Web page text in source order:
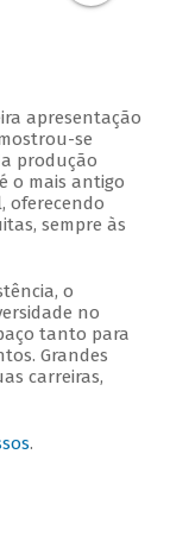
apresentação
se
produção
o mais antigo
oferecendo
sempre às
o
no
tanto para
Grandes
carreiras,
.